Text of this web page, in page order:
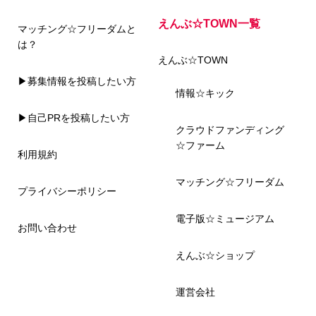
マッチング☆フリーダムと
は？
▶募集情報を投稿したい方
▶自己PRを投稿したい方
利用規約
プライバシーポリシー
お問い合わせ
えんぶ☆TOWN一覧
えんぶ☆TOWN
情報☆キック
クラウドファンディング
☆ファーム
マッチング☆フリーダム
電子版☆ミュージアム
えんぶ☆ショップ
運営会社